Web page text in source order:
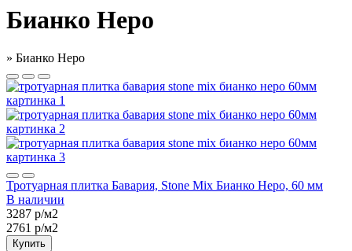
Бианко Неро
» Бианко Неро
Тротуарная плитка Бавария, Stone Mix Бианко Неро, 60 мм
В наличии
3287 р/м2
2761 р/м2
Купить